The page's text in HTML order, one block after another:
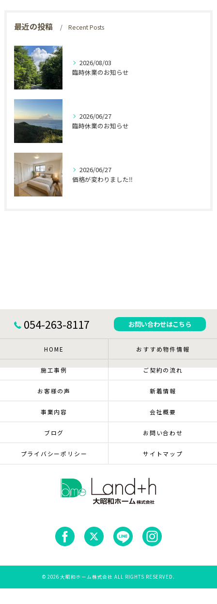
最近の投稿 Recent Posts
2026/08/03
臨時休業のお知らせ
2026/06/27
臨時休業のお知らせ
2026/06/27
価格が変わりました‼
054-263-8117 お問い合わせはこちら
HOME おすすめ物件情報
施工事例 ご契約の流れ
お客様の声 新着情報
事業内容 会社概要
ブログ お問い合わせ
プライバシーポリシー サイトマップ
© 2026 大昭和ホーム株式会社 ALL RIGHTS RESERVED.